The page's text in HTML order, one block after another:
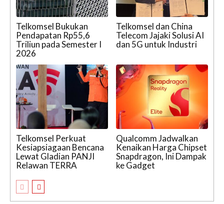
Telkomsel Bukukan
Pendapatan Rp55,6
Triliun pada Semester I
2026
Telkomsel dan China
Telecom Jajaki Solusi AI
dan 5G untuk Industri
Telkomsel Perkuat
Kesiapsiagaan Bencana
Lewat Gladian PANJI
Relawan TERRA
Qualcomm Jadwalkan
Kenaikan Harga Chipset
Snapdragon, Ini Dampak
ke Gadget